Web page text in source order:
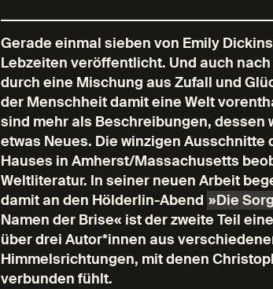
Gerade einmal sieben von Emily
Lebzeiten veröffentlicht. Und auch
durch eine Mischung aus Zufall und
der Menschheit damit eine Welt
sind mehr als Beschreibungen, dessen
etwas Neues. Die winzigen
Hauses in Amherst/Massachusetts
Weltliteratur. In seiner neuen Arbeit
damit an den Hölderlin-Abend »Die
Namen der Brise« ist der zweite Teil
über drei Autor*innen aus
Himmelsrichtungen, mit denen
verbunden fühlt.